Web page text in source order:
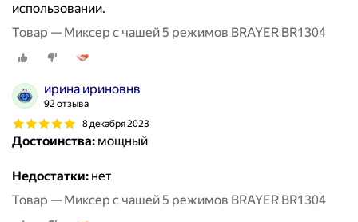
использовании.
Товар — Миксер с чашей 5 режимов BRAYER BR1304
ирина ириновнв
92 отзыва
8 декабря 2023
Достоинства: мощный
Недостатки: нет
Товар — Миксер с чашей 5 режимов BRAYER BR1304